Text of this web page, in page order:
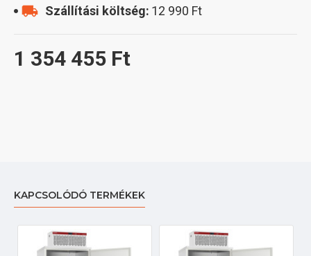
1 354 455 Ft
Szállítási költség: 12 990 Ft
KAPCSOLÓDÓ TERMÉKEK